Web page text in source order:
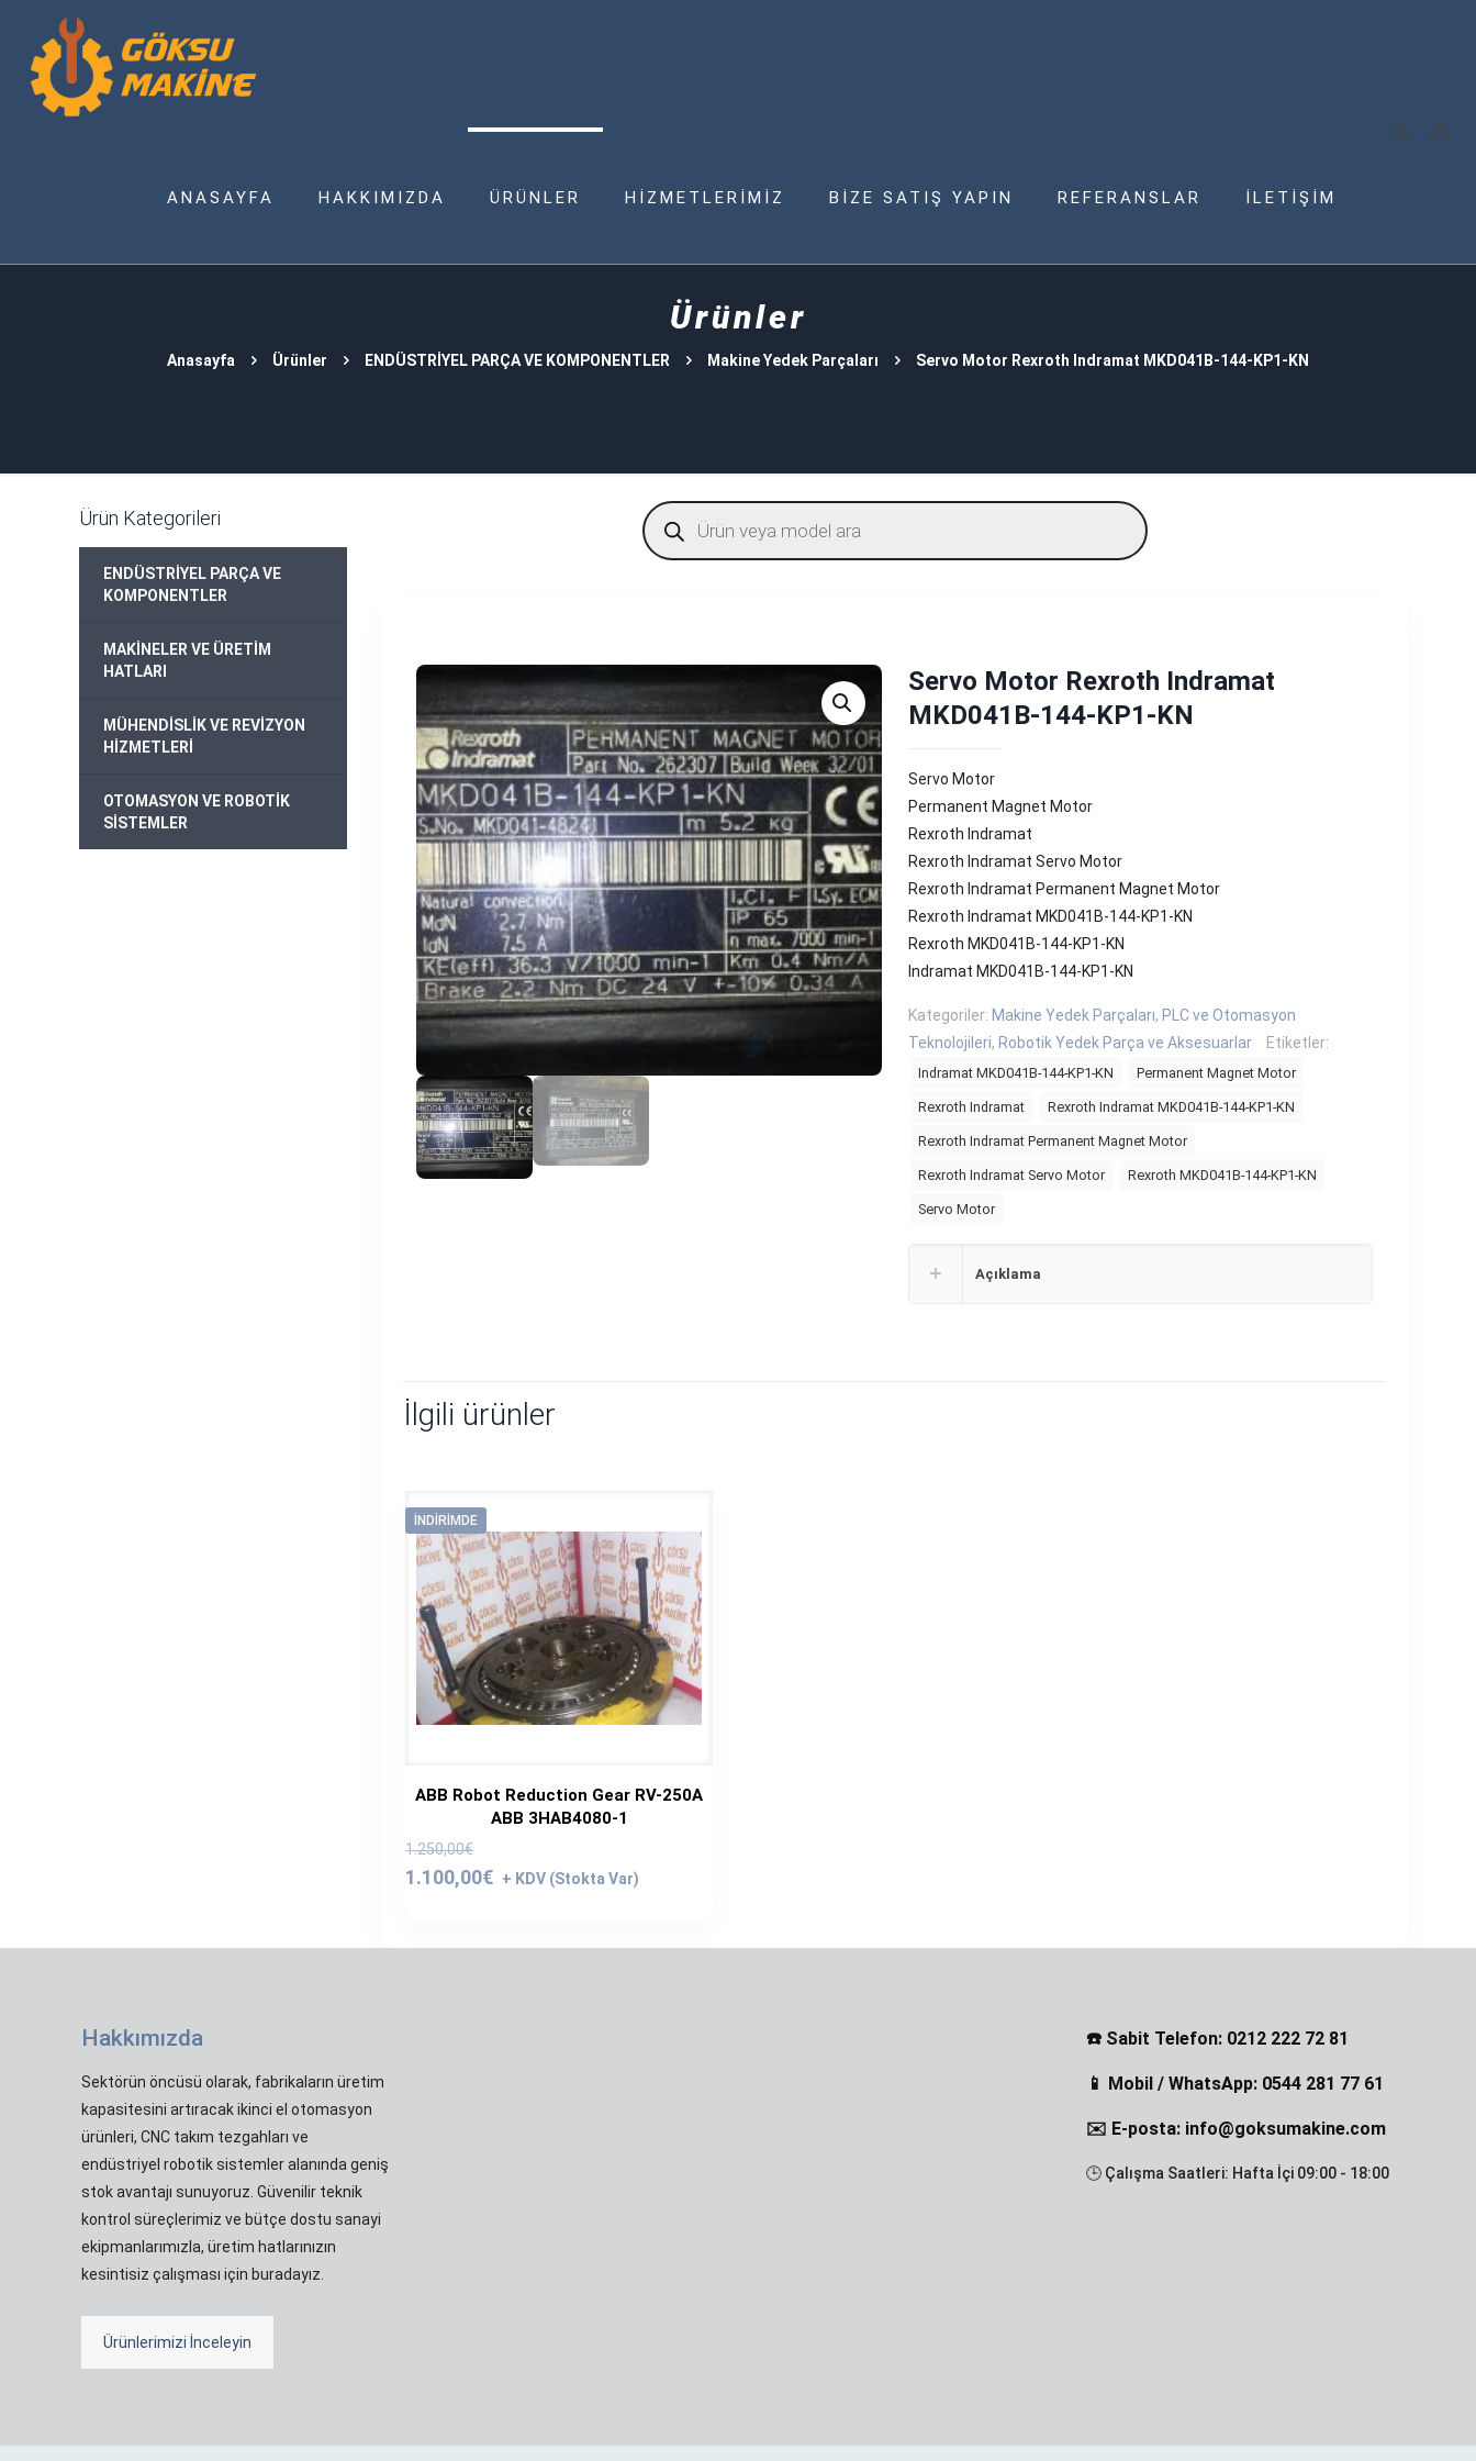
ANASAYFA HAKKIMIZDA ÜRÜNLER HİZMETLERİMİZ BİZE SATIŞ YAPIN REFERANSLAR İLETİŞİM
Ürünler
Anasayfa Ürünler ENDÜSTRİYEL PARÇA VE KOMPONENTLER Makine Yedek Parçaları Servo Motor Rexroth Indramat MKD041B-144-KP1-KN
Products
search
Servo Motor Rexroth Indramat
MKD041B-144-KP1-KN
Servo Motor
Permanent Magnet Motor
Rexroth Indramat
Rexroth Indramat Servo Motor
Rexroth Indramat Permanent Magnet Motor
Rexroth Indramat MKD041B-144-KP1-KN
Rexroth MKD041B-144-KP1-KN
Indramat MKD041B-144-KP1-KN
Kategoriler: Makine Yedek Parçaları, PLC ve Otomasyon
Teknolojileri, Robotik Yedek Parça ve Aksesuarlar Etiketler:
Indramat MKD041B-144-KP1-KN Permanent Magnet Motor
Rexroth Indramat Rexroth Indramat MKD041B-144-KP1-KN
Rexroth Indramat Permanent Magnet Motor
Rexroth Indramat Servo Motor Rexroth MKD041B-144-KP1-KN
Servo Motor
Açıklama
İlgili ürünler
İNDIRIMDE
ABB Robot Reduction Gear RV-250A
ABB 3HAB4080-1
1.250,00€
fiyat:
1.100,00€
Şu
Ürün Kategorileri
ENDÜSTRİYEL PARÇA VE
KOMPONENTLER
MAKİNELER VE ÜRETİM
HATLARI
MÜHENDİSLİK VE REVİZYON
HİZMETLERİ
OTOMASYON VE ROBOTİK
SİSTEMLER
Hakkımızda
Sektörün öncüsü olarak, fabrikaların üretim
kapasitesini artıracak ikinci el otomasyon
ürünleri, CNC takım tezgahları ve
endüstriyel robotik sistemler alanında geniş
stok avantajı sunuyoruz. Güvenilir teknik
kontrol süreçlerimiz ve bütçe dostu sanayi
ekipmanlarımızla, üretim hatlarınızın
kesintisiz çalışması için buradayız.
Ürünlerimizi İnceleyin
☎️ Sabit Telefon: 0212 222 72 81
📱 Mobil / WhatsApp: 0544 281 77 61
✉️ E-posta: info@goksumakine.com
🕒 Çalışma Saatleri: Hafta İçi 09:00 - 18:00